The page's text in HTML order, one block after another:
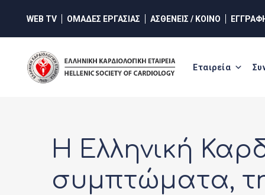
content
WEB TV ΟΜΑΔΕΣ ΕΡΓΑΣΙΑΣ ΑΣΘΕΝΕΙΣ / ΚΟΙΝΟ
Εταιρεία
Η Ελληνική
συμπτώματα,